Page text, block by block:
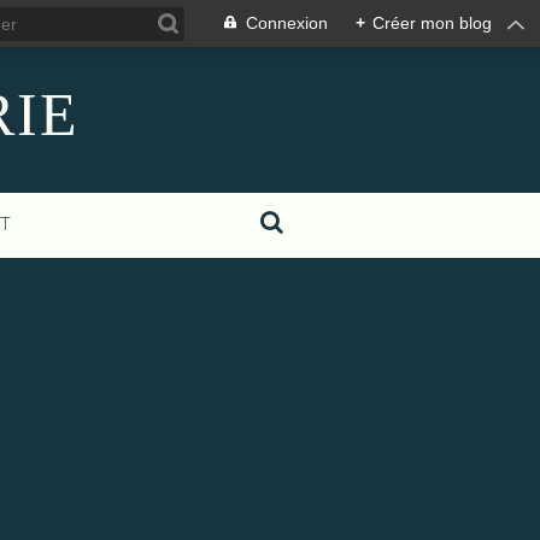
Connexion + Créer mon blog